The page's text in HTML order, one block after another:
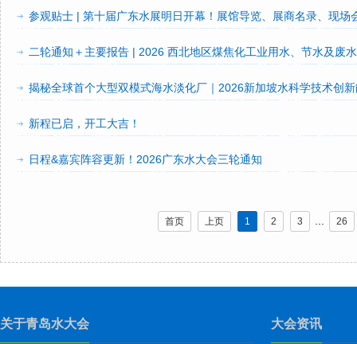
关于青岛水大会 大会资讯